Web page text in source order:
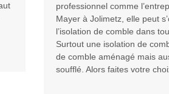
professionnel comme
Mayer à Jolimetz, elle peut
l’isolation de comble dans
Surtout une isolation de
de comble aménagé mais
soufflé. Alors faites votre